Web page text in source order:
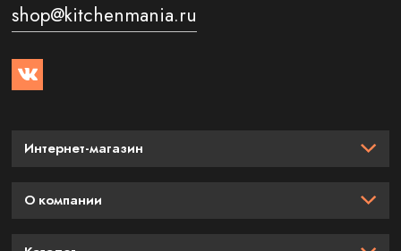
shop@kitchenmania.ru
Интернет-магазин
О компании